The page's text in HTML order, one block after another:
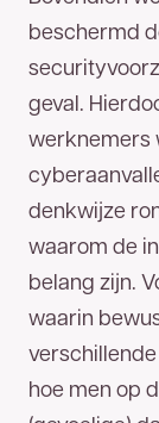
beschermd
geval.
werknemers
denkwijze
waarom de
belang zijn.
waarin
hoe men op